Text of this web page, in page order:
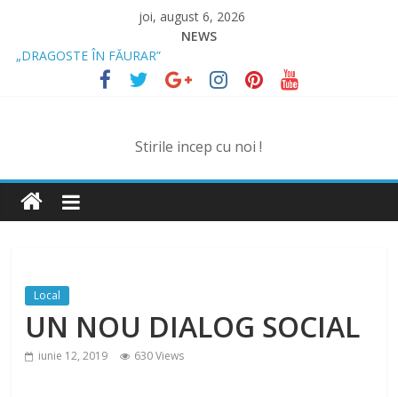
content
joi, august 6, 2026
NEWS
„DRAGOSTE ÎN FĂURAR”
NOUL COD RUTIER A INTRAT ÎN VIGOARE!
MII DE ȚIGARETE DE CONTRABANDĂ, CONFISCATE DE
SPRIJIN FINANCIAR PENTRU FERMIERI
Stirile incep cu noi !
Local
UN NOU DIALOG SOCIAL
iunie 12, 2019 630 Views